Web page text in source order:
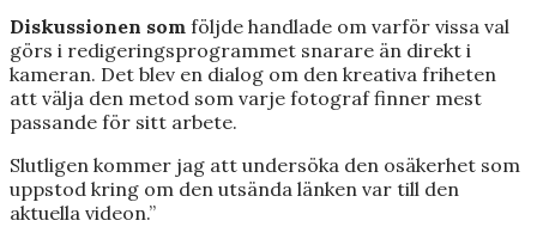
Diskussionen som följde handlade om varför vissa val
görs i redigeringsprogrammet snarare än direkt i
kameran. Det blev en dialog om den kreativa friheten
att välja den metod som varje fotograf finner mest
passande för sitt arbete.
Slutligen kommer jag att undersöka den osäkerhet som
uppstod kring om den utsända länken var till den
aktuella videon.”